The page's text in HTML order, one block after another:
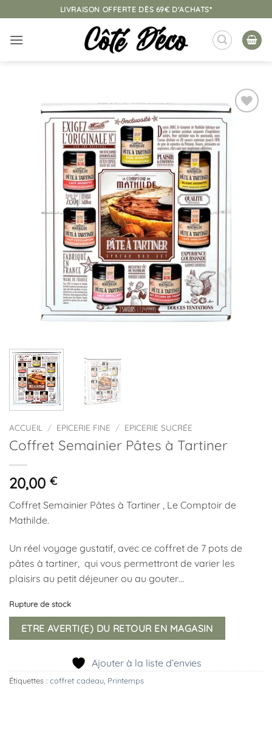
au
contenu
LIVRAISON OFFERTE DÈS 69€ D'ACHATS*
Ajouter
ACCUEIL / EPICERIE FINE / EPICERIE SUCRÉE
Coffret Semainier Pâtes à Tartiner
20,00 €
Coffret Semainier Pâtes à Tartiner , Le Comptoir de
Mathilde.
Un réel voyage gustatif, avec ce coffret de 7 pots de
pâtes à tartiner, qui vous permettront de varier les
plaisirs au petit déjeuner ou au gouter…
Rupture de stock
ETRE AVERTI(E) DU RETOUR EN MAGASIN
Ajouter à la liste d’envies
Étiquettes : coffret cadeau Printemps